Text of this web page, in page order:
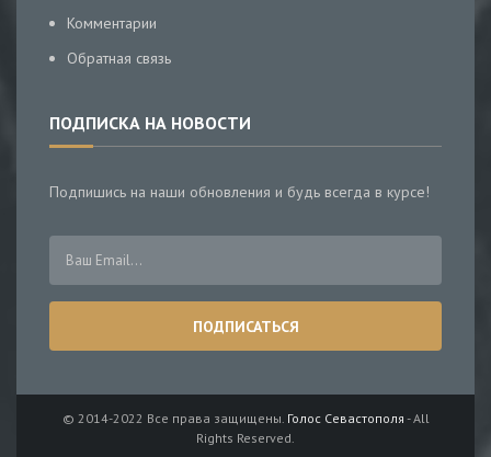
Комментарии
Обратная связь
ПОДПИСКА НА НОВОСТИ
Подпишись на наши обновления и будь всегда в курсе!
© 2014-2022 Все права защищены. Голос Севастополя - All
Rights Reserved.